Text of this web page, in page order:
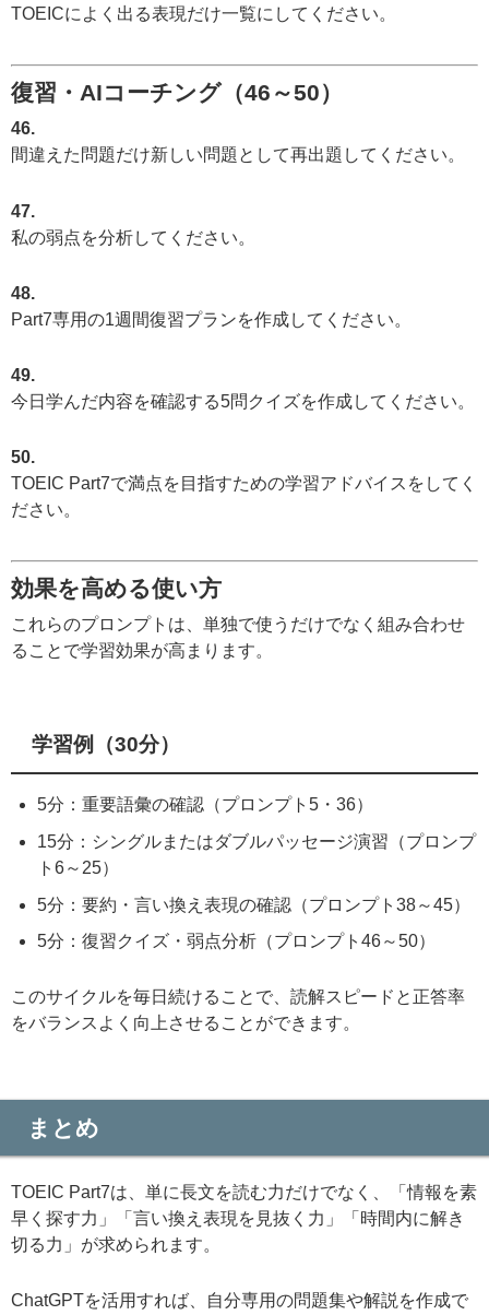
TOEICによく出る表現だけ一覧にしてください。
復習・AIコーチング（46～50）
46.
間違えた問題だけ新しい問題として再出題してください。
47.
私の弱点を分析してください。
48.
Part7専用の1週間復習プランを作成してください。
49.
今日学んだ内容を確認する5問クイズを作成してください。
50.
TOEIC Part7で満点を目指すための学習アドバイスをしてく
ださい。
効果を高める使い方
これらのプロンプトは、単独で使うだけでなく組み合わせ
ることで学習効果が高まります。
学習例（30分）
5分：重要語彙の確認（プロンプト5・36）
15分：シングルまたはダブルパッセージ演習（プロンプ
ト6～25）
5分：要約・言い換え表現の確認（プロンプト38～45）
5分：復習クイズ・弱点分析（プロンプト46～50）
このサイクルを毎日続けることで、読解スピードと正答率
をバランスよく向上させることができます。
まとめ
TOEIC Part7は、単に長文を読む力だけでなく、「情報を素
早く探す力」「言い換え表現を見抜く力」「時間内に解き
切る力」が求められます。
ChatGPTを活用すれば、自分専用の問題集や解説を作成で